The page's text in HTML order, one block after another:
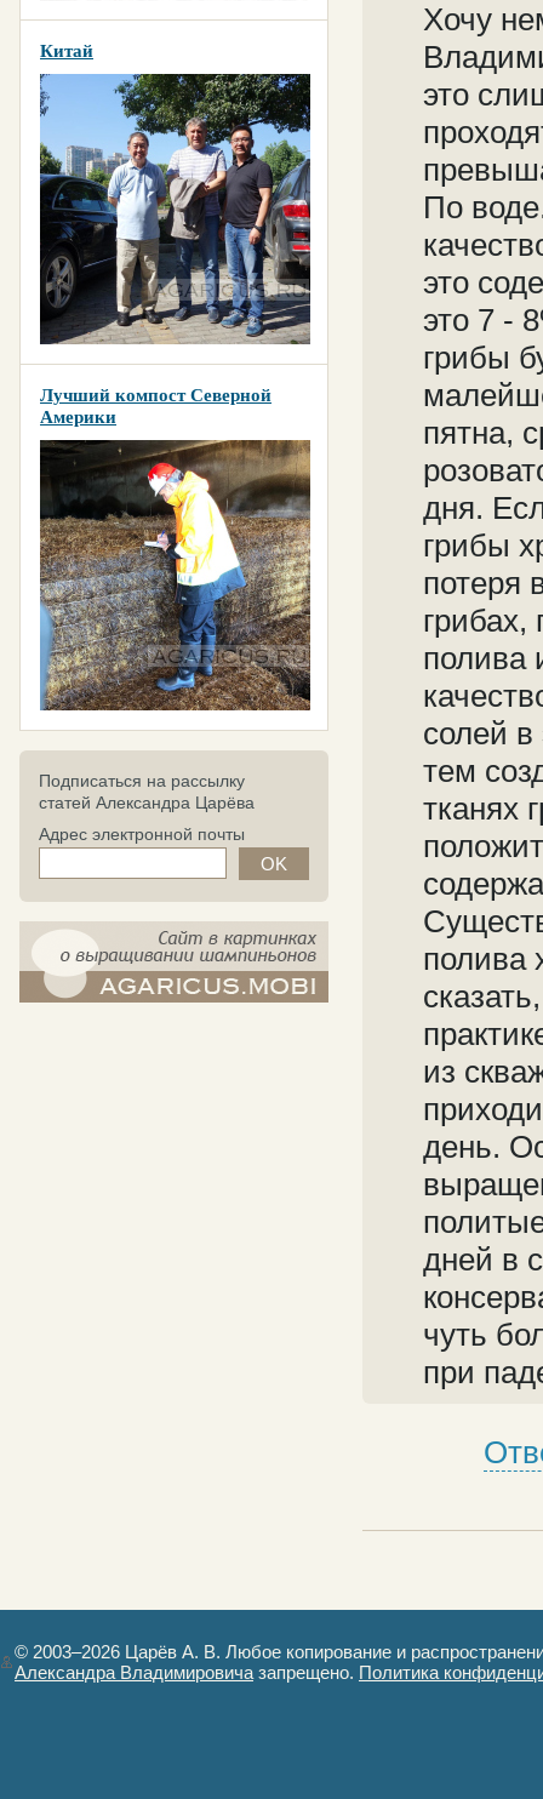
Китай
Лучший компост Северной
Америки
Подписаться на рассылку
статей Александра Царёва
Адрес электронной почты
Хочу
это
По
это
это 7 -
грибы
пятна,
дня.
грибы
потеря
полива
солей
тем
тканях
полива
из
день.
дней в
чуть
при
© 2003–2026 Царёв А. В. Любое копирование и
Александра Владимировича запрещено. Политика
Авторизация